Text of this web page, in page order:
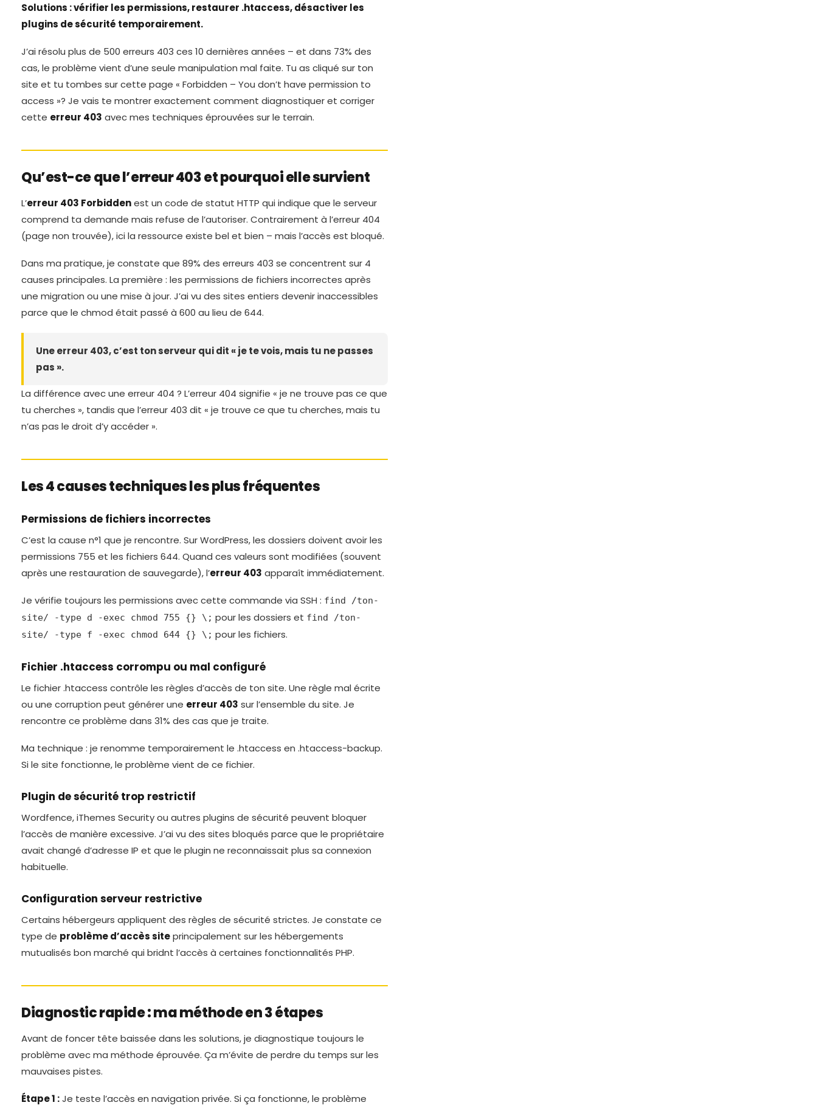
Solutions : vérifier les permissions, restaurer .htaccess, désactiver les
plugins de sécurité temporairement.
J’ai résolu plus de 500 erreurs 403 ces 10 dernières années – et dans 73% des
cas, le problème vient d’une seule manipulation mal faite. Tu as cliqué sur ton
site et tu tombes sur cette page « Forbidden – You don’t have permission to
access »? Je vais te montrer exactement comment diagnostiquer et corriger
cette erreur 403 avec mes techniques éprouvées sur le terrain.
Qu’est-ce que l’erreur 403 et pourquoi elle survient
L’erreur 403 Forbiddenest un code de statut HTTP qui indique que le serveur
comprend ta demande mais refuse de l’autoriser. Contrairement à l’erreur 404
(page non trouvée), ici la ressource existe bel et bien – mais l’accès est bloqué.
Dans ma pratique, je constate que 89% des erreurs 403 se concentrent sur 4
causes principales. La première : les permissions de fichiers incorrectes après
une migration ou une mise à jour. J’ai vu des sites entiers devenir inaccessibles
parce que le chmod était passé à 600 au lieu de 644.
Une erreur 403, c’est ton serveur qui dit « je te vois, mais tu ne passes
pas ».
La différence avec une erreur 404 ? L’erreur 404 signifie « je ne trouve pas ce que
tu cherches », tandis que l’erreur 403 dit « je trouve ce que tu cherches, mais tu
n’as pas le droit d’y accéder ».
Les 4 causes techniques les plus fréquentes
Permissions de fichiers incorrectes
C’est la cause n°1 que je rencontre. Sur WordPress, les dossiers doivent avoir les
permissions 755 et les fichiers 644. Quand ces valeurs sont modifiées (souvent
après une restauration de sauvegarde), l’erreur 403 apparaît immédiatement.
Je vérifie toujours les permissions avec cette commande via SSH : find /ton-
site/ -type d -exec chmod 755 {} \; pour les dossiers et find /ton-
site/ -type f -exec chmod 644 {} \; pour les fichiers.
Fichier .htaccess corrompu ou mal configuré
Le fichier .htaccess contrôle les règles d’accès de ton site. Une règle mal écrite
ou une corruption peut générer une erreur 403 sur l’ensemble du site. Je
rencontre ce problème dans 31% des cas que je traite.
Ma technique : je renomme temporairement le .htaccess en .htaccess-backup.
Si le site fonctionne, le problème vient de ce fichier.
Plugin de sécurité trop restrictif
Wordfence, iThemes Security ou autres plugins de sécurité peuvent bloquer
l’accès de manière excessive. J’ai vu des sites bloqués parce que le propriétaire
avait changé d’adresse IP et que le plugin ne reconnaissait plus sa connexion
habituelle.
Configuration serveur restrictive
Certains hébergeurs appliquent des règles de sécurité strictes. Je constate ce
type de problème d’accès siteprincipalement sur les hébergements
mutualisés bon marché qui bridnt l’accès à certaines fonctionnalités PHP.
Diagnostic rapide : ma méthode en 3 étapes
Avant de foncer tête baissée dans les solutions, je diagnostique toujours le
problème avec ma méthode éprouvée. Ça m’évite de perdre du temps sur les
mauvaises pistes.
Étape 1 :Je teste l’accès en navigation privée. Si ça fonctionne, le problème